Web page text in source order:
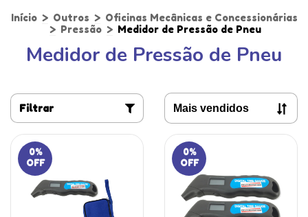
Início > Outros > Oficinas Mecânicas e Concessionárias
> Pressão > Medidor de Pressão de Pneu
Medidor de Pressão de Pneu
Filtrar
0%
OFF
0%
OFF